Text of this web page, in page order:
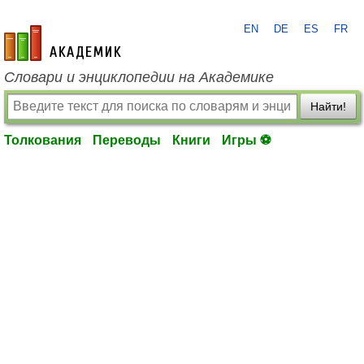
academic.ru
EN DE ES FR
Словари и энциклопедии на Академике
Найти!
Толкования Переводы Книги Игры ⚽